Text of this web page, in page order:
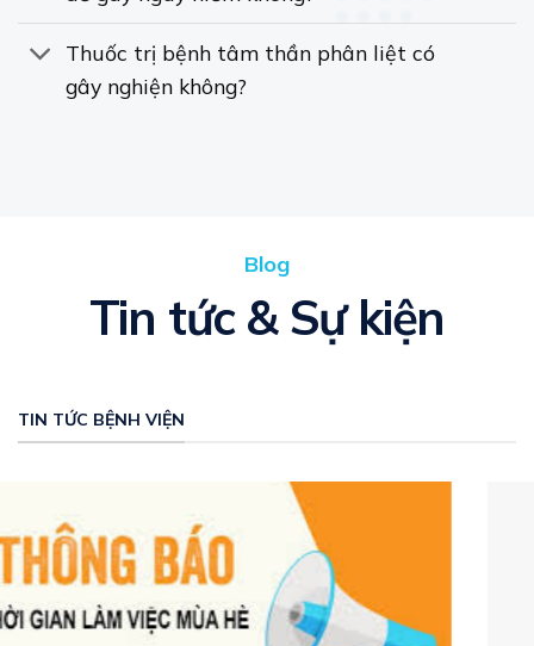
Thuốc trị bệnh tâm thần phân liệt có
gây nghiện không?
Blog
Tin tức & Sự kiện
TIN TỨC BỆNH VIỆN